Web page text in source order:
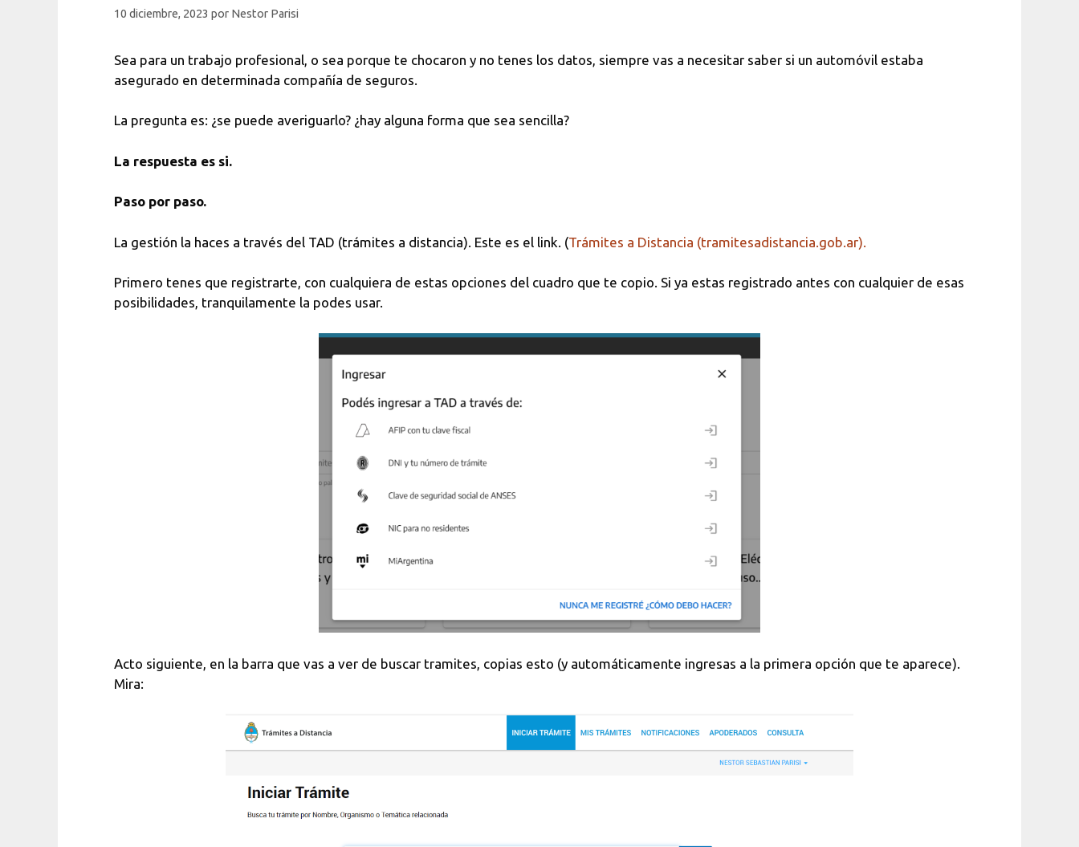
10 diciembre, 2023 por Nestor Parisi
Sea para un trabajo profesional, o sea porque te chocaron y no tenes los datos, siempre vas a necesitar saber si un automóvil estaba
asegurado en determinada compañía de seguros.
La pregunta es: ¿se puede averiguarlo? ¿hay alguna forma que sea sencilla?
La respuesta es si.
Paso por paso.
La gestión la haces a través del TAD (trámites a distancia). Este es el link. (Trámites a Distancia (tramitesadistancia.gob.ar).
Primero tenes que registrarte, con cualquiera de estas opciones del cuadro que te copio. Si ya estas registrado antes con cualquier de esas
posibilidades, tranquilamente la podes usar.
Acto siguiente, en la barra que vas a ver de buscar tramites, copias esto (y automáticamente ingresas a la primera opción que te aparece).
Mira: